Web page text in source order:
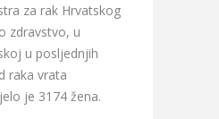
za rak Hrvatskog
zdravstvo, u
u posljednjih
raka vrata
je 3174 žena.